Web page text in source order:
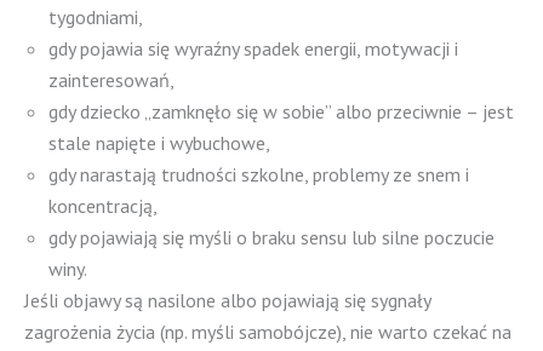
tygodniami,
gdy pojawia się wyraźny spadek energii, motywacji i
zainteresowań,
gdy dziecko „zamknęło się w sobie” albo przeciwnie – jest
stale napięte i wybuchowe,
gdy narastają trudności szkolne, problemy ze snem i
koncentracją,
gdy pojawiają się myśli o braku sensu lub silne poczucie
winy.
Jeśli objawy są nasilone albo pojawiają się sygnały
zagrożenia życia (np. myśli samobójcze), nie warto czekać na